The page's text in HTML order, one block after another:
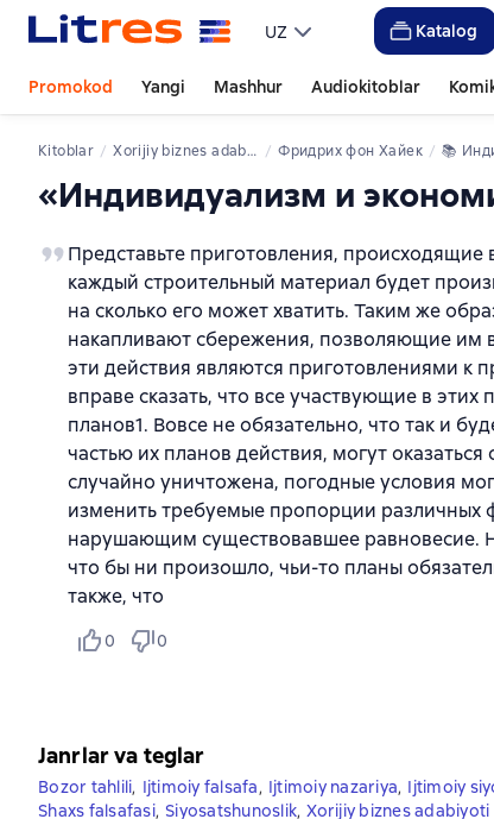
UZ Katalog
Promokod Yangi Mashhur Audiokitoblar
Kitoblar xorijiy biznes adabiyoti Фридрих фон Хайек 📚
«Индивидуализм и
Представьте приготовления,
каждый строительный материал будет
на сколько его может хватить. Таким же
накапливают сбережения, позволяющие им
эти действия являются приготовлениями к
вправе сказать, что все участвующие в
планов1. Вовсе не обязательно, что так и
частью их планов действия, могут
случайно уничтожена, погодные условия
изменить требуемые пропорции
нарушающим существовавшее равновесие.
что бы ни произошло, чьи-то планы
также, что
0 0
Janrlar va teglar
Bozor tahlili, Ijtimoiy falsafa, Ijtimoiy nazariya, Ijtimoiy
Shaxs falsafasi, Siyosatshunoslik, Xorijiy biznes adabiyoti